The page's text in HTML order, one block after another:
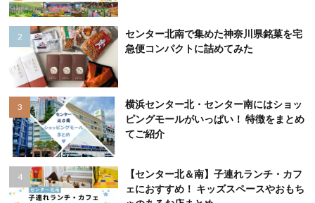
センター北南で集めた神奈川県銘菓を宅
急便コンパクトに詰めてみた
横浜センター北・センター南にはショッ
ピングモールがいっぱい！ 特徴をまとめ
てご紹介
【センター北＆南】子連れランチ・カフ
ェにおすすめ！ キッズスペースやおもち